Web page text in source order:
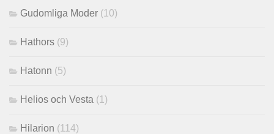
Gudomliga Moder (10)
Hathors (9)
Hatonn (5)
Helios och Vesta (1)
Hilarion (114)